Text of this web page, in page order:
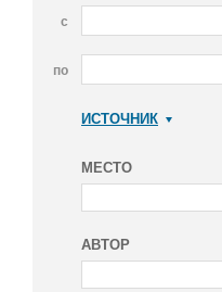
с
по
ИСТОЧНИК
МЕСТО
АВТОР